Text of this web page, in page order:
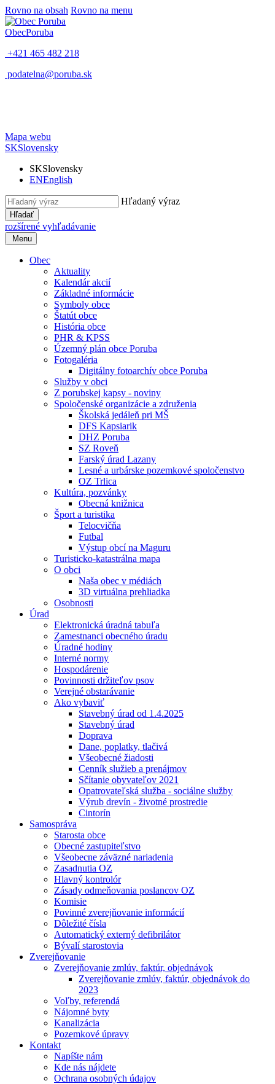
Rovno na obsah Rovno na menu
ObecPoruba
+421 465 482 218
podatelna@poruba.sk
Mapa webu
SKSlovensky
SKSlovensky
ENEnglish
Hľadaný výraz
Hľadať
rozšírené vyhľadávanie
Menu
Obec
Aktuality
Kalendár akcií
Základné informácie
Symboly obce
Štatút obce
História obce
PHR & KPSS
Územný plán obce Poruba
Fotogaléria
Digitálny fotoarchív obce Poruba
Služby v obci
Z porubskej kapsy - noviny
Spoločenské organizácie a združenia
Školská jedáleň pri MŠ
DFS Kapsiarik
DHZ Poruba
SZ Roveň
Farský úrad Lazany
Lesné a urbárske pozemkové spoločenstvo
OZ Trlica
Kultúra, pozvánky
Obecná knižnica
Šport a turistika
Telocvičňa
Futbal
Výstup obcí na Maguru
Turisticko-katastrálna mapa
O obci
Naša obec v médiách
3D virtuálna prehliadka
Osobnosti
Úrad
Elektronická úradná tabuľa
Zamestnanci obecného úradu
Úradné hodiny
Interné normy
Hospodárenie
Povinnosti držiteľov psov
Verejné obstarávanie
Ako vybaviť
Stavebný úrad od 1.4.2025
Stavebný úrad
Doprava
Dane, poplatky, tlačivá
Všeobecné žiadosti
Cenník služieb a prenájmov
Sčítanie obyvateľov 2021
Opatrovateľská služba - sociálne služby
Výrub drevín - životné prostredie
Cintorín
Samospráva
Starosta obce
Obecné zastupiteľstvo
Všeobecne záväzné nariadenia
Zasadnutia OZ
Hlavný kontrolór
Zásady odmeňovania poslancov OZ
Komisie
Povinné zverejňovanie informácií
Dôležité čísla
Automatický externý defibrilátor
Bývalí starostovia
Zverejňovanie
Zverejňovanie zmlúv, faktúr, objednávok
Zverejňovanie zmlúv, faktúr, objednávok do
2023
Voľby, referendá
Nájomné byty
Kanalizácia
Pozemkové úpravy
Kontakt
Napíšte nám
Kde nás nájdete
Ochrana osobných údajov